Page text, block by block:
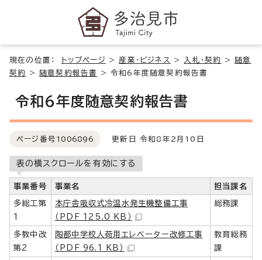
現在の位置： トップページ > 産業・ビジネス > 入札・契約 >
随意
契約
> 随意契約報告書 >令和6年度随意契約報告書
令和6年度随意契約報告書
ページ番号 1006896 更新日 令和8年2月10日
表の横スクロールを有効にする
事業番号 事業名 担当課名
多総工第
1
本庁舎吸収式冷温水発生機整備工事
（PDF 125.0 KB）
総務課
多教中改
第2
陶都中学校人荷用エレベーター改修工事
（PDF 96.1 KB）
教育総務
課